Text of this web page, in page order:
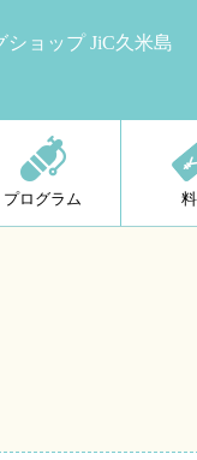
ョップ JiC久米島
プログラム